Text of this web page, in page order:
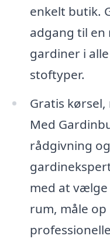
enkelt butik.
adgang til
gardiner i
stoftyper.
Gratis
Med
rådgivning
med at
rum, måle